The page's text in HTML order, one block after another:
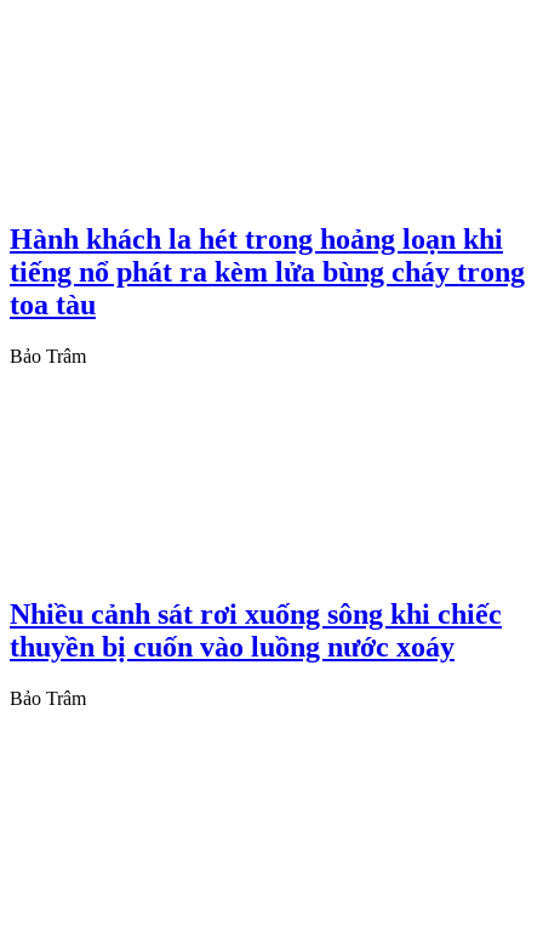
Hành khách la hét trong hoảng loạn khi
tiếng nổ phát ra kèm lửa bùng cháy trong
toa tàu
Bảo Trâm
Nhiều cảnh sát rơi xuống sông khi chiếc
thuyền bị cuốn vào luồng nước xoáy
Bảo Trâm